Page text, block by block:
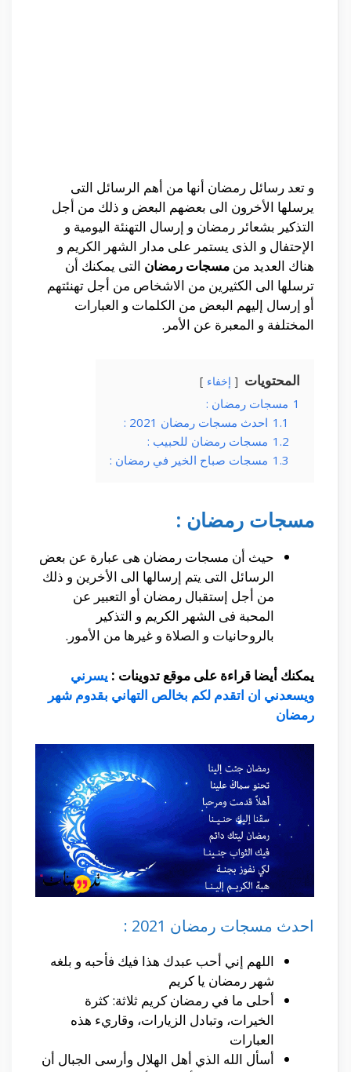
و تعد رسائل رمضان أنها من أهم الرسائل التى
يرسلها الأخرون الى بعضهم البعض و ذلك من أجل
التذكير بشعائر رمضان و إرسال التهنئة اليومية و
الإحتفال و الذى يستمر على مدار الشهر الكريم و
هناك العديد من مسجات رمضان التى يمكنك أن
ترسلها الى الكثيرين من الاشخاص من أجل تهنئتهم
أو إرسال إليهم البعض من الكلمات و العبارات
المختلفة و المعبرة عن الأمر.
المحتويات إخفاء
1 مسجات رمضان :
1.1 احدث مسجات رمضان 2021 :
1.2 مسجات رمضان للحبيب :
1.3 مسجات صباح الخير في رمضان :
مسجات رمضان :
حيث أن مسجات رمضان هى عبارة عن بعض
الرسائل التى يتم إرسالها الى الأخرين و ذلك
من أجل إستقبال رمضان أو التعبير عن
المحبة فى الشهر الكريم و التذكير
بالروحانيات و الصلاة و غيرها من الأمور.
يمكنك أيضا قراءة على موقع تدوينات : يسرني
ويسعدني ان اتقدم لكم بخالص التهاني بقدوم شهر
رمضان
احدث مسجات رمضان 2021 :
اللهم إني أحب عبدك هذا فيك فأحبه و بلغه
شهر رمضان يا كريم
أحلى ما في رمضان كريم ثلاثة: كثرة
الخيرات، وتبادل الزيارات، وقاريء هذه
العبارات
أسأل الله الذي أهل الهلال وأرسى الجبال أن